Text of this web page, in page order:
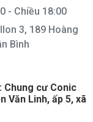
- Chiều 18:00
3, 189 Hoàng
Bình
Chung cư Conic
Văn Linh, ấp 5, xã